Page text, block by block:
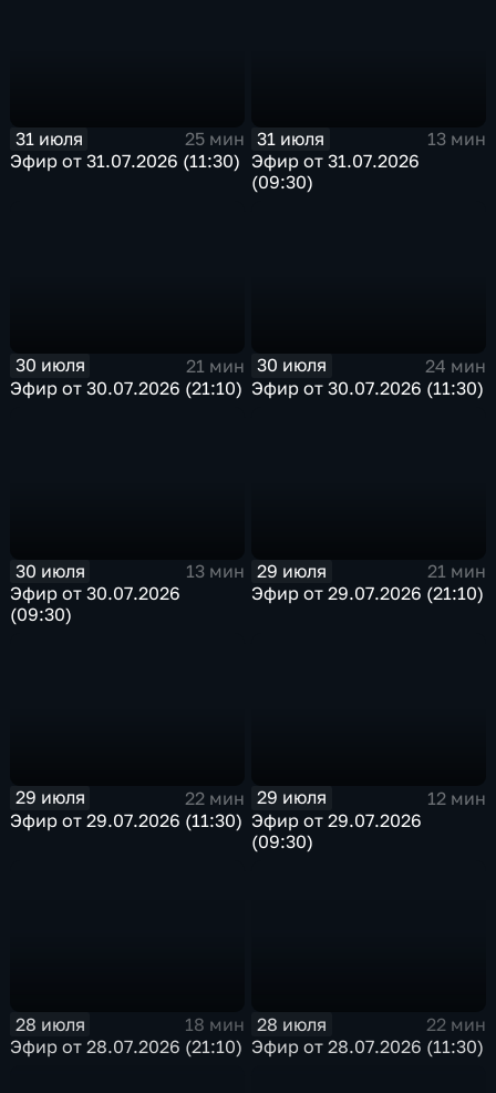
31 июля
25 мин
Эфир от 31.07.2026 (11:30)
31 июля
13 мин
Эфир от 31.07.2026
(09:30)
30 июля
21 мин
Эфир от 30.07.2026 (21:10)
30 июля
24 мин
Эфир от 30.07.2026 (11:30)
30 июля
13 мин
Эфир от 30.07.2026
(09:30)
29 июля
21 мин
Эфир от 29.07.2026 (21:10)
29 июля
22 мин
Эфир от 29.07.2026 (11:30)
29 июля
12 мин
Эфир от 29.07.2026
(09:30)
28 июля
18 мин
Эфир от 28.07.2026 (21:10)
28 июля
22 мин
Эфир от 28.07.2026 (11:30)